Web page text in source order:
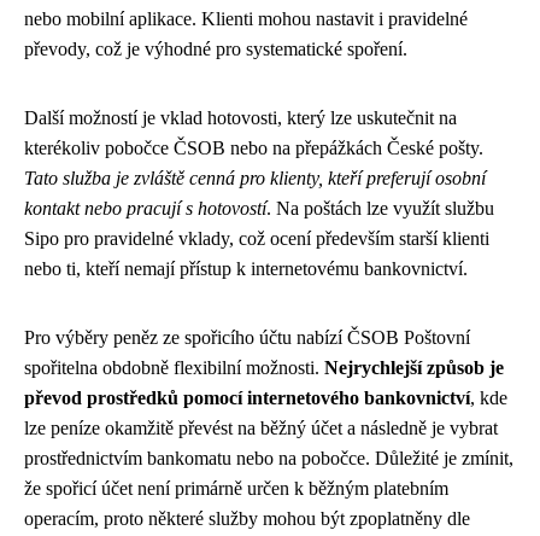
nebo mobilní aplikace. Klienti mohou nastavit i pravidelné
převody, což je výhodné pro systematické spoření.
Další možností je vklad hotovosti, který lze uskutečnit na
kterékoliv pobočce ČSOB nebo na přepážkách České pošty.
Tato služba je zvláště cenná pro klienty, kteří preferují osobní
kontakt nebo pracují s hotovostí. Na poštách lze využít službu
Sipo pro pravidelné vklady, což ocení především starší klienti
nebo ti, kteří nemají přístup k internetovému bankovnictví.
Pro výběry peněz ze spořicího účtu nabízí ČSOB Poštovní
spořitelna obdobně flexibilní možnosti. Nejrychlejší způsob je
převod prostředků pomocí internetového bankovnictví, kde
lze peníze okamžitě převést na běžný účet a následně je vybrat
prostřednictvím bankomatu nebo na pobočce. Důležité je zmínit,
že spořicí účet není primárně určen k běžným platebním
operacím, proto některé služby mohou být zpoplatněny dle